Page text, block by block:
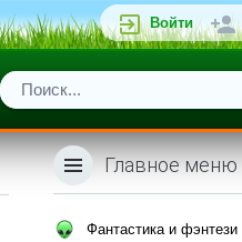
Войти
Главное меню
Фантастика и фэнтези